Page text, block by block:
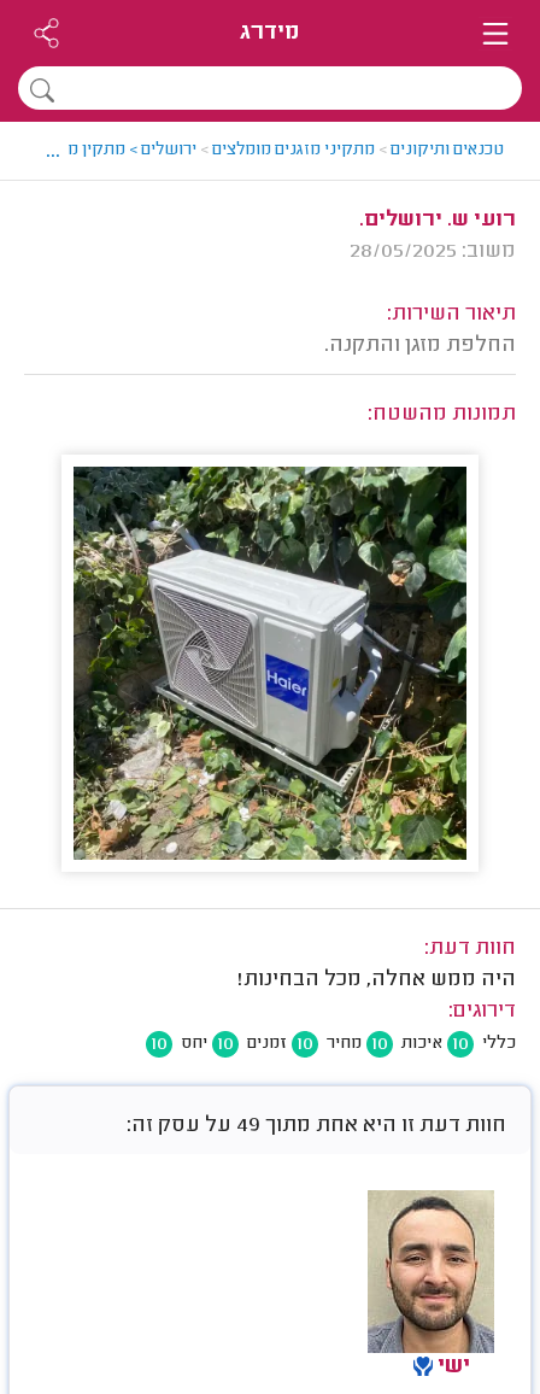
מידרג
טכנאים ותיקונים> מתקיני מזגנים מומלצים> ירושלים > מתקין מזגנים
...
רועי ש. ירושלים.
משוב: 28/05/2025
תיאור השירות:
החלפת מזגן והתקנה.
תמונות מהשטח:
חוות דעת:
היה ממש אחלה, מכל הבחינות!
דירוגים:
כללי 10 איכות 10 מחיר 10 זמנים 10 יחס 10
חוות דעת זו היא אחת מתוך 49 על עסק זה:
ישי